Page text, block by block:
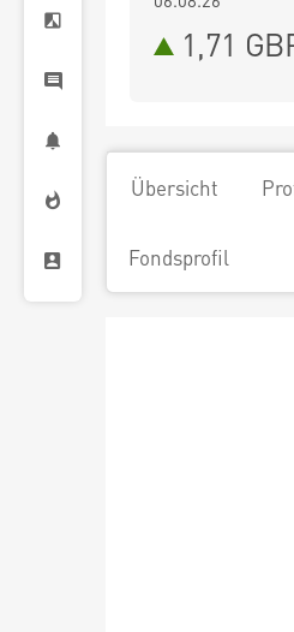
1,71
Übersicht
Fondsprofil